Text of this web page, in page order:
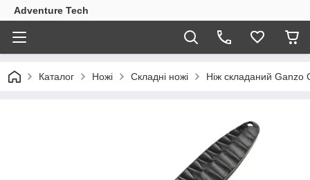
Adventure Tech
Каталог Ножі Складні ножі Ніж складаний Ganzo